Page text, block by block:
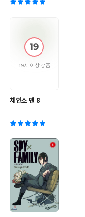
19세 이상 상품
체인소 맨 8